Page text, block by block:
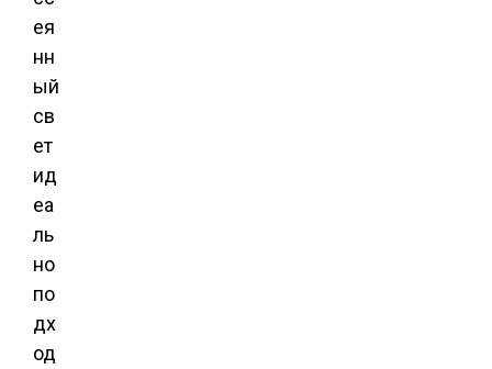
ея
нн
ый
св
ет
ид
еа
ль
но
по
дх
од